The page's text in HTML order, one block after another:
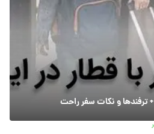
+ ترفندها و نکات سفر راحت